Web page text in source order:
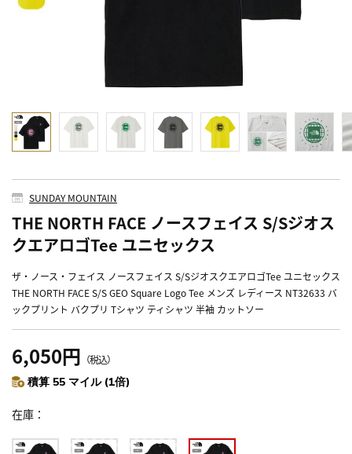
SUNDAY MOUNTAIN
THE NORTH FACE ノースフェイス S/Sジオス
クエアロゴTee ユニセックス
ザ・ノース・フェイス ノースフェイス S/SジオスクエアロゴTee ユニセックス
THE NORTH FACE S/S GEO Square Logo Tee メンズ レディース NT32633 バ
ックプリント バクプリ Tシャツ ティシャツ 半袖 カットソー
6,050円 （税込）
積算 55 マイル (1倍)
在庫